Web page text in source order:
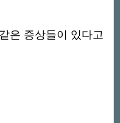
은 증상들이 있다고